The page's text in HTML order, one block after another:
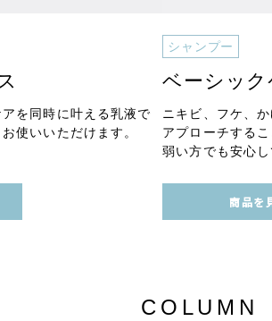
を同時に叶える乳液で
使いいただけます。
シャンプー
ベーシッ
ニキビ、フケ、
アプローチする
弱い方でも安心し
商品を
COLUMN